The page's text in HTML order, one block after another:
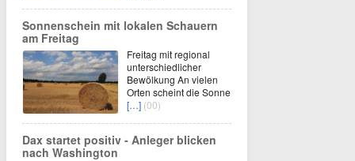
Sonnenschein mit lokalen Schauern
am Freitag
Freitag mit regional
unterschiedlicher
Bewölkung An vielen
Orten scheint die Sonne
[…] (00)
Dax startet positiv - Anleger blicken
nach Washington